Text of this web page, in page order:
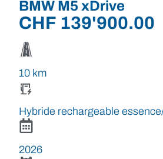
BMW M5 xDrive
CHF 139'900.00
10 km
Hybride rechargeable
2026